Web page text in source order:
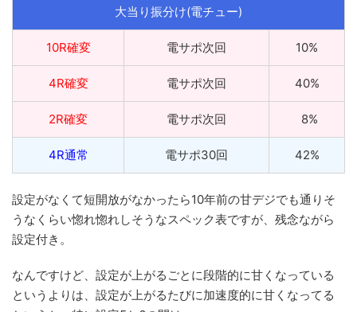
大当り振分け(電チュー)
10R確変 電サポ次回 10%
4R確変 電サポ次回 40%
2R確変 電サポ次回 8%
4R通常 電サポ30回 42%
設定がなくて短開放がなかったら10年前の甘デジでも通りそ
うなくらい惚れ惚れしそうなスペック表ですが、残念ながら
設定付き。
なんですけど、設定が上がるごとに段階的に甘くなっている
というよりは、設定が上がるたびに加速度的に甘くなってる